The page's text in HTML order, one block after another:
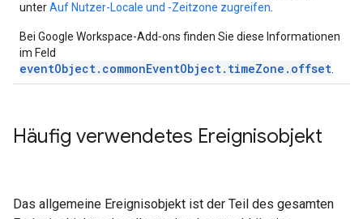
unterAuf Nutzer-Locale und ‑Zeitzone zugreifen
Bei Google Workspace-Add‑ons finden Sie diese Informationen
im Feld
eventObject.commonEventObject.timeZone.offset
Häufig verwendetes Ereignisobjekt
Das allgemeine Ereignisobjekt ist der Teil des gesamten